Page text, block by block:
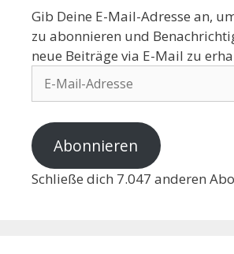
Gib Deine E-Mail-Adresse an,
zu abonnieren und
neue Beiträge via E-Mail zu
Abonnieren
Schließe dich 7.047 anderen